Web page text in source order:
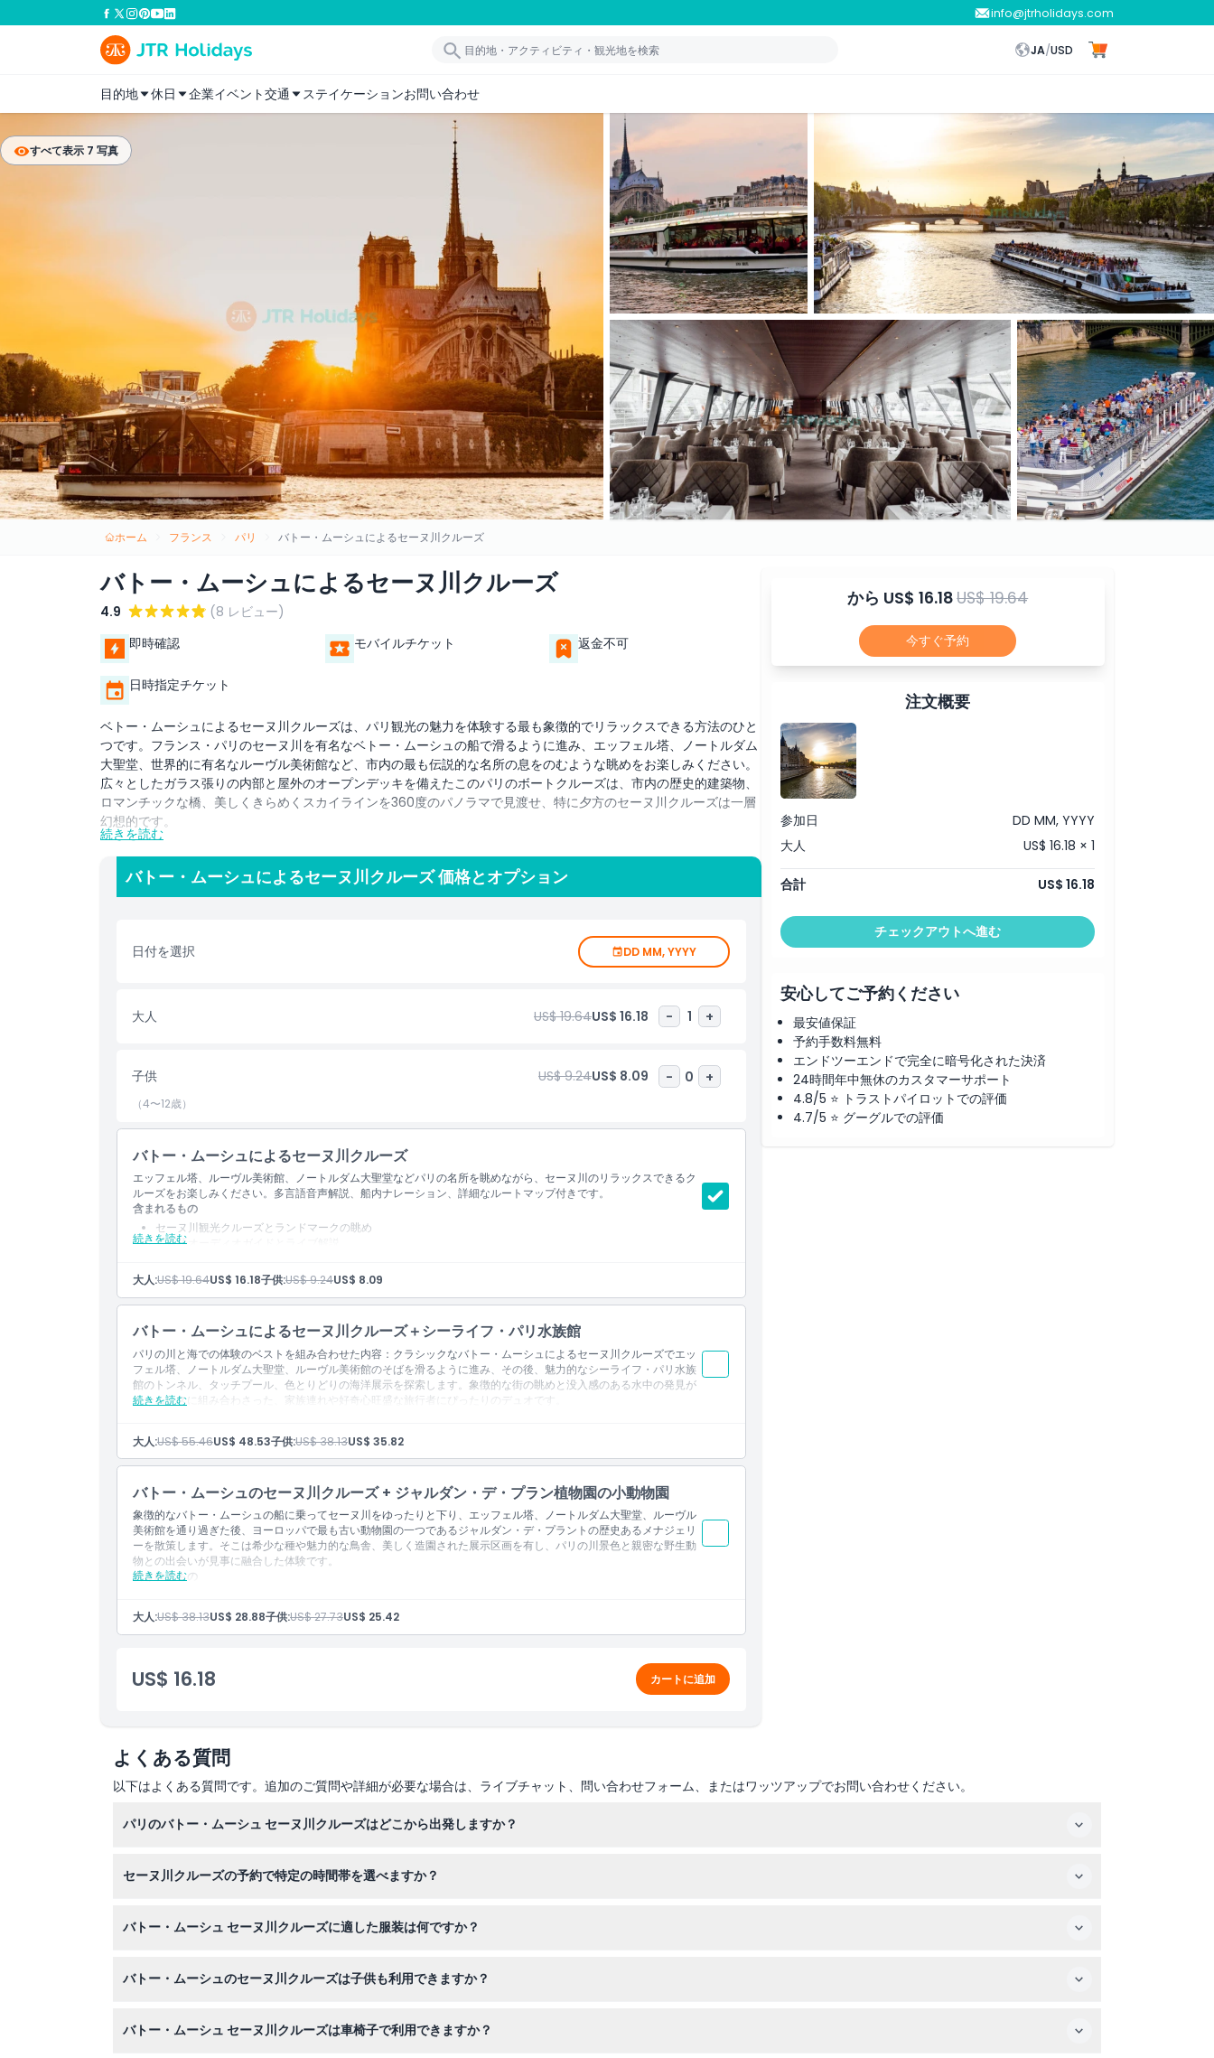
info@jtrholidays.com
JA/USD
目的地 休日 企業イベント交通 ステイケーションお問い合わせ
すべて表示 7 写真
ホーム フランス パリ バトー・ムーシュによるセーヌ川クルーズ
バトー・ムーシュによるセーヌ川クルーズ
4.9
(8 レビュー)
即時確認
モバイルチケット 返金不可
日時指定チケット
ベトー・ムーシュによるセーヌ川クルーズは、パリ観光の魅力を体験する最も象徴的でリラックスできる方法のひと
つです。フランス・パリのセーヌ川を有名なベトー・ムーシュの船で滑るように進み、エッフェル塔、ノートルダム
大聖堂、世界的に有名なルーヴル美術館など、市内の最も伝説的な名所の息をのむような眺めをお楽しみください。
広々としたガラス張りの内部と屋外のオープンデッキを備えたこのパリのボートクルーズは、市内の歴史的建築物、
ロマンチックな橋、美しくきらめくスカイラインを360度のパノラマで見渡せ、特に夕方のセーヌ川クルーズは一層
幻想的です。
ロマンチックなお出かけ、家族向けのアクティビティ、あるいはひとり旅を計画している場合でも、このパリのリバ
ークルーズは街の中心部を探検するユニークで忘れがたい方法を提供します。日中の観光クルーズ、セーヌ川でのロ
マンチックなパリのディナークルーズ、ライブ音楽を楽しむ体験などからお選びいただけ、それぞれ水上からの新し
予約も簡単です。セーヌ川クルーズのチケットを今すぐ予約して、水上から本当に魔法のような視点でパリの忘れが
たい美しさを体験してください。
ハイライト
子供／大人ポリシー
除外事項
営業時間
服装規定
続きを読む
バトー・ムーシュによるセーヌ川クルーズ 価格とオプション
日付を選択 DD MM, YYYY
大人 US$ 19.64US$ 16.18 - 1 +
子供 US$ 9.24US$ 8.09 - 0 +
（4〜12歳）
バトー・ムーシュによるセーヌ川クルーズ
エッフェル塔、ルーヴル美術館、ノートルダム大聖堂などパリの名所を眺めながら、セーヌ川のリラックスできるク
ルーズをお楽しみください。多言語音声解説、船内ナレーション、詳細なルートマップ付きです。
続きを読む
含まれるもの
セーヌ川観光クルーズとランドマークの眺め
多言語オーディオガイドとライブ解説
営業時間
ハイシーズン（4月〜10月）
30〜45分間隔で出発
営業時間：午前10時〜午後10時
土曜日は午後10時30分の追加出発あり
ローシーズン（11月〜3月）
毎日運行（月曜日〜日曜日）
大人:US$ 19.64US$ 16.18子供:US$ 9.24US$ 8.09
バトー・ムーシュによるセーヌ川クルーズ＋シーライフ・パリ水族館
パリの川と海での体験のベストを組み合わせた内容：クラシックなバトー・ムーシュによるセーヌ川クルーズでエッ
フェル塔、ノートルダム大聖堂、ルーヴル美術館のそばを滑るように進み、その後、魅力的なシーライフ・パリ水族
館のトンネル、タッチプール、色とりどりの海洋展示を探索します。象徴的な街の眺めと没入感のある水中の発見が
シームレスに組み合わさった、家族連れや好奇心旺盛な旅行者にぴったりのデュオです。
続きを読む
大人:US$ 55.46US$ 48.53子供:US$ 38.13US$ 35.82
バトー・ムーシュのセーヌ川クルーズ + ジャルダン・デ・プラン植物園の小動物園
象徴的なバトー・ムーシュの船に乗ってセーヌ川をゆったりと下り、エッフェル塔、ノートルダム大聖堂、ルーヴル
美術館を通り過ぎた後、ヨーロッパで最も古い動物園の一つであるジャルダン・デ・プラントの歴史あるメナジェリ
ーを散策します。そこは希少な種や魅力的な鳥舎、美しく造園された展示区画を有し、パリの川景色と親密な野生動
物との出会いが見事に融合した体験です。
続きを読む
含まれるもの
メナジェリー動物園の入場
柔軟なスケジュールオプション
大人:US$ 38.13US$ 28.88子供:US$ 27.73US$ 25.42
US$ 16.18 カートに追加
から US$ 16.18US$ 19.64
今すぐ予約
注文概要
参加日
DD MM, YYYY
大人
US$ 16.18 × 1
合計 US$ 16.18
チェックアウトへ進む
安心してご予約ください
最安値保証
予約手数料無料
エンドツーエンドで完全に暗号化された決済
24時間年中無休のカスタマーサポート
4.8/5 ⭐ トラストパイロットでの評価
4.7/5 ⭐ グーグルでの評価
よくある質問
以下はよくある質問です。追加のご質問や詳細が必要な場合は、ライブチャット、問い合わせフォーム、またはワッツアップでお問い合わせください。
パリのバトー・ムーシュ セーヌ川クルーズはどこから出発しますか？
セーヌ川クルーズの予約で特定の時間帯を選べますか？
バトー・ムーシュ セーヌ川クルーズに適した服装は何ですか？
れる場合があります。
バトー・ムーシュのセーヌ川クルーズは子供も利用できますか？
バトー・ムーシュ セーヌ川クルーズは車椅子で利用できますか？